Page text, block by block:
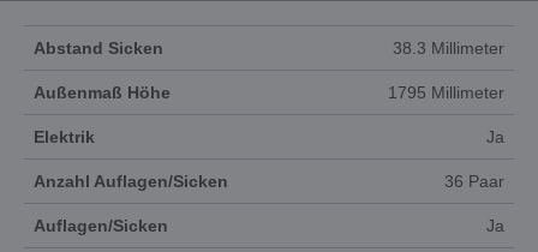
Abstand Sicken 38.3 Millimeter
Außenmaß Höhe 1795 Millimeter
Elektrik Ja
Anzahl Auflagen/Sicken 36 Paar
Auflagen/Sicken Ja